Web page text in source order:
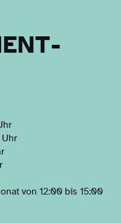
Uhr
von 12:00 bis 15:00